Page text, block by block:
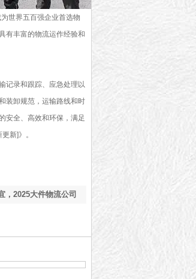
世界五百强企业首选物
有丰富的物流运作经验和
记录和跟踪、应急处理以
装卸规范，运输路线和时
安全、高效和环保，满足
更新]》。
，2025大件物流公司